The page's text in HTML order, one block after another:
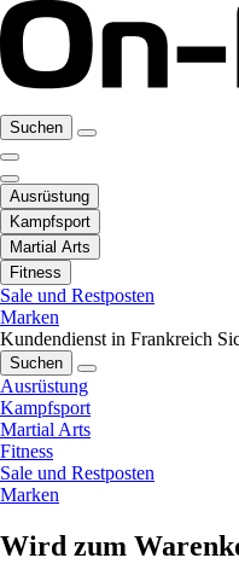
Suchen
Ausrüstung
Kampfsport
Martial Arts
Fitness
Sale und Restposten
Marken
Kundendienst in Frankreich
Suchen
Ausrüstung
Kampfsport
Martial Arts
Fitness
Sale und Restposten
Marken
Wird zum